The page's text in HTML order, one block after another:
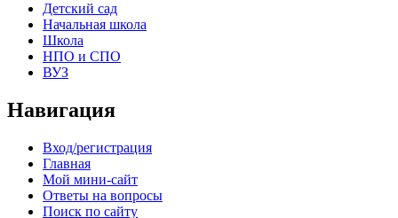
Детский сад
Начальная школа
Школа
НПО и СПО
ВУЗ
Навигация
Вход/регистрация
Главная
Мой мини-сайт
Ответы на вопросы
Поиск по сайту